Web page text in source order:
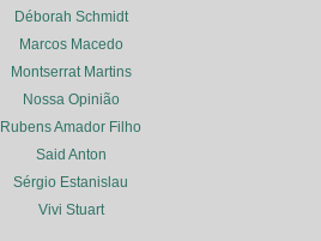
Déborah Schmidt
Marcos Macedo
Montserrat Martins
Nossa Opinião
Rubens Amador Filho
Said Anton
Sérgio Estanislau
Vivi Stuart